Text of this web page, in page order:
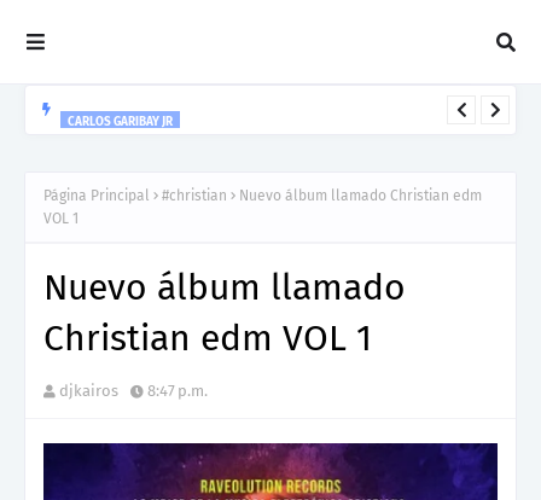
CARLOS GARIBAY JR
Página Principal #christian
Nuevo álbum llamado Christian edm
VOL 1
Nuevo álbum llamado
Christian edm VOL 1
djkairos 8:47 p.m.